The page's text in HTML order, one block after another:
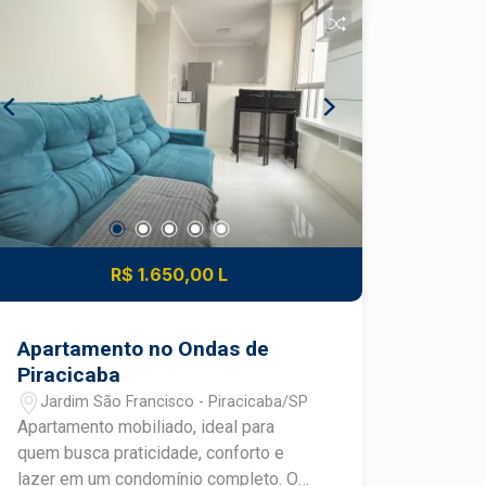
R$ 1.650,00 L
Apartamento no Ondas de
Piracicaba
Jardim São Francisco - Piracicaba/SP
Apartamento mobiliado, ideal para
quem busca praticidade, conforto e
lazer em um condomínio completo. O